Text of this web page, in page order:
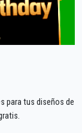
para tus diseños de